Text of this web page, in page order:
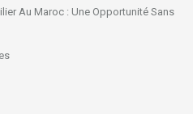
Au Maroc : Une Opportunité Sans